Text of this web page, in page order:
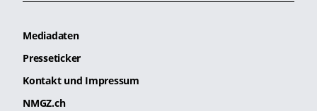
Mediadaten
Presseticker
Kontakt und Impressum
NMGZ.ch